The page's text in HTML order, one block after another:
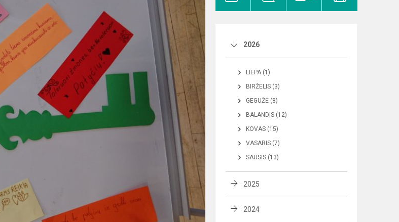
2026
LIEPA (1)
BIRŽELIS (3)
GEGUŽĖ (8)
BALANDIS (12)
KOVAS (15)
VASARIS (7)
SAUSIS (13)
2025
2024